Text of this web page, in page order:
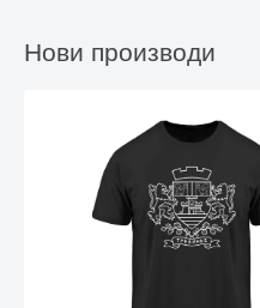
Нови производи